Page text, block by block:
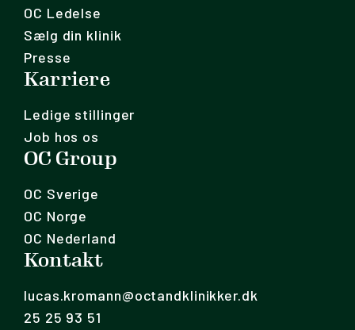
OC Ledelse
Sælg din klinik
Presse
Karriere
Ledige stillinger
Job hos os
OC Group
OC Sverige
OC Norge
OC Nederland
Kontakt
lucas.kromann@octandklinikker.dk
25 25 93 51